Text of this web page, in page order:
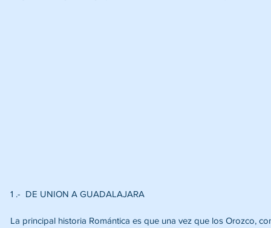
1 .-  DE UNION A GUADALAJARA
La principal historia Romántica es que una vez que los Orozco,